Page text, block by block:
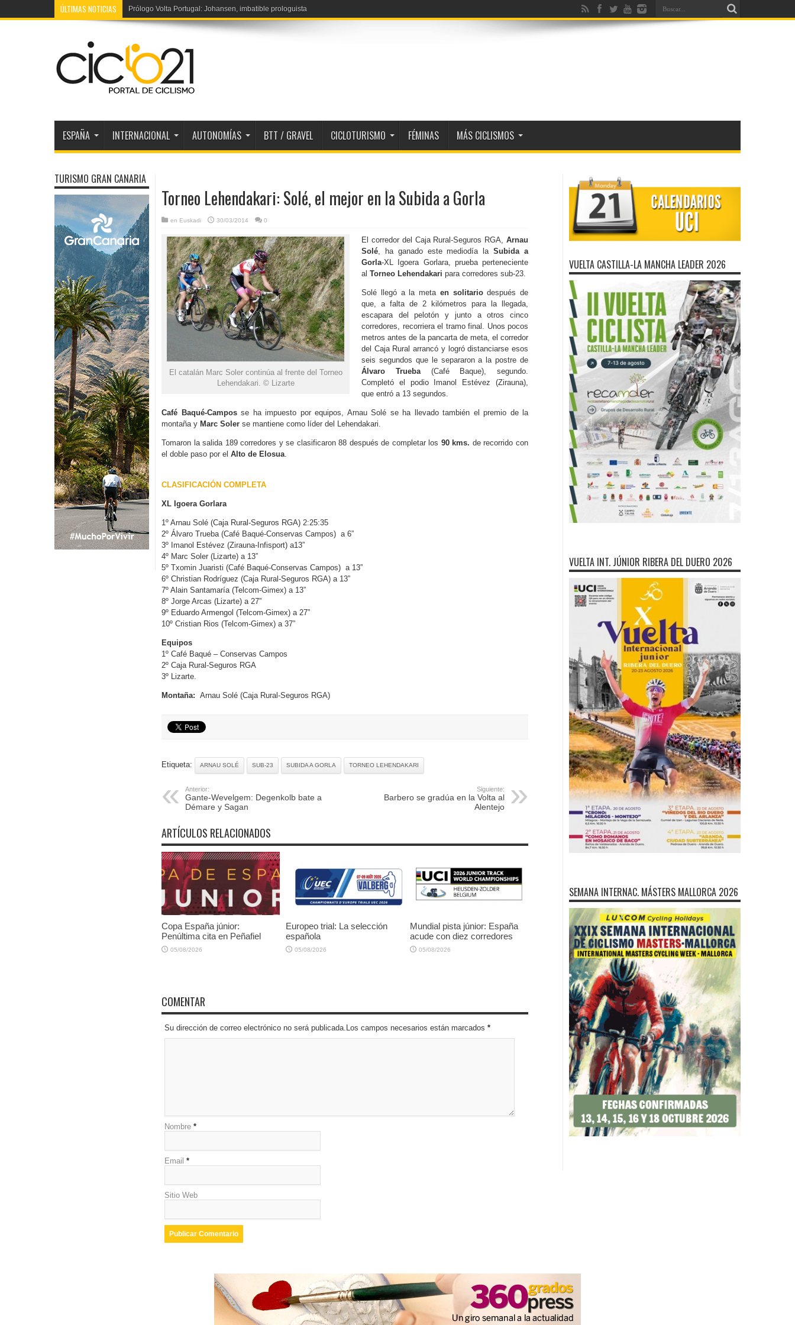
ÚLTIMAS NOTICIAS Prólogo Volta Portugal: Johansen, imbatible prologuista
ESPAÑA INTERNACIONAL AUTONOMÍAS BTT / GRAVEL CICLOTURISMO FÉMINAS MÁS CICLISMOS
Torneo Lehendakari: Solé, el mejor en la Subida a Gorla
en Euskadi 30/03/2014 0
El catalán Marc Soler continúa al frente del Torneo
Lehendakari. © Lizarte
El corredor del Caja Rural-Seguros RGA, Arnau
Solé, ha ganado este mediodía laSubida a
Gorla-XL Igoera Gorlara, prueba perteneciente
al Torneo Lehendakari para corredores sub-23.
Solé llegó a la meta en solitariodespués de
que, a falta de 2 kilómetros para la llegada,
escapara del pelotón y junto a otros cinco
corredores, recorriera el tramo final. Unos pocos
metros antes de la pancarta de meta, el corredor
del Caja Rural arrancó y logró distanciarse esos
seis segundos que le separaron a la postre de
Álvaro Trueba(Café Baque), segundo.
Completó el podio Imanol Estévez (Zirauna),
que entró a 13 segundos.
Café Baqué-Camposse ha impuesto por equipos, Arnau Solé se ha llevado también el premio de la
montaña y Marc Soler se mantiene como líder del Lehendakari.
Tomaron la salida 189 corredores y se clasificaron 88 después de completar los 90 kms. de recorrido con
el doble paso por el Alto de Elosua.
CLASIFICACIÓN COMPLETA
XL Igoera Gorlara
1º Arnau Solé (Caja Rural-Seguros RGA) 2:25:35
2º Álvaro Trueba (Café Baqué-Conservas Campos) a 6”
3º Imanol Estévez (Zirauna-Infisport) a13”
4º Marc Soler (Lizarte) a 13”
5º Txomin Juaristi (Café Baqué-Conservas Campos) a 13”
6º Christian Rodríguez (Caja Rural-Seguros RGA) a 13”
7º Alain Santamaría (Telcom-Gimex) a 13”
8º Jorge Arcas (Lizarte) a 27”
9º Eduardo Armengol (Telcom-Gimex) a 27”
10º Cristian Rios (Telcom-Gimex) a 37”
Equipos
1º Café Baqué – Conservas Campos
2º Caja Rural-Seguros RGA
3º Lizarte.
Montaña: Arnau Solé (Caja Rural-Seguros RGA)
Etiqueta: ARNAU SOLÉ SUB-23 SUBIDA A GORLA TORNEO LEHENDAKARI
Anterior:
Gante-Wevelgem: Degenkolb bate a
Démare y Sagan
Siguiente:
Barbero se gradúa en la Volta al
Alentejo
ARTÍCULOS RELACIONADOS
Copa España júnior:
Penúltima cita en Peñafiel
05/08/2026
Europeo trial: La selección
española
05/08/2026
Mundial pista júnior: España
acude con diez corredores
05/08/2026
COMENTAR
Su dirección de correo electrónico no será publicada.Los campos necesarios están marcados *
Nombre *
Email *
Sitio Web
TURISMO GRAN CANARIA
VUELTA CASTILLA-LA MANCHA LEADER 2026
VUELTA INT. JÚNIOR RIBERA DEL DUERO 2026
SEMANA INTERNAC. MÁSTERS MALLORCA 2026